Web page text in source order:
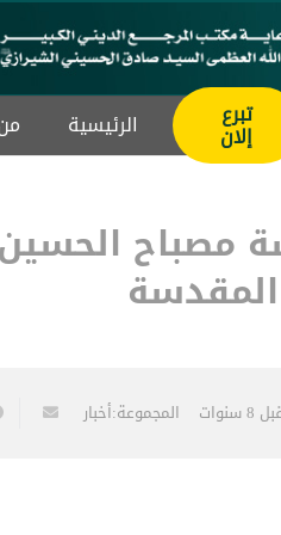
تبرع
إلان الرئيسیة
الحسين
المقدسة
سنوات المجموعة:أخبار